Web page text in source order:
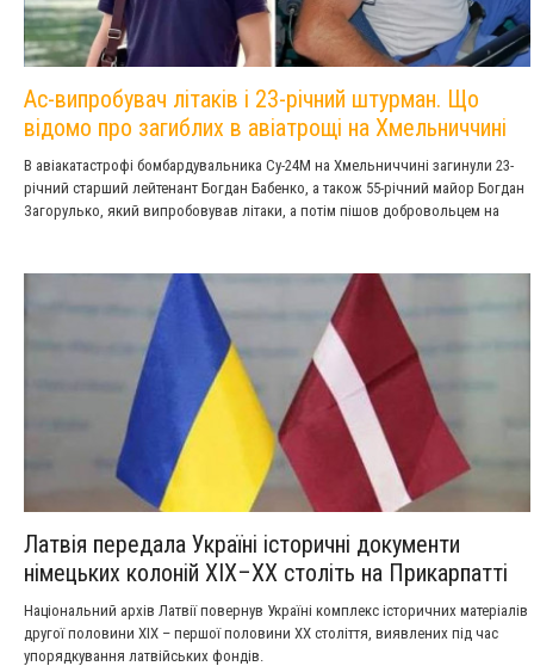
Ас-випробувач літаків і 23-річний штурман. Що
відомо про загиблих в авіатрощі на Хмельниччині
В авіакатастрофі бомбардувальника Су-24М на Хмельниччині загинули 23-
річний старший лейтенант Богдан Бабенко, а також 55-річний майор Богдан
Загорулько, який випробовував літаки, а потім пішов добровольцем на
Латвія передала Україні історичні документи
німецьких колоній XIX–XX століть на Прикарпатті
Національний архів Латвії повернув Україні комплекс історичних матеріалів
другої половини XIX – першої половини XX століття, виявлених під час
упорядкування латвійських фондів.